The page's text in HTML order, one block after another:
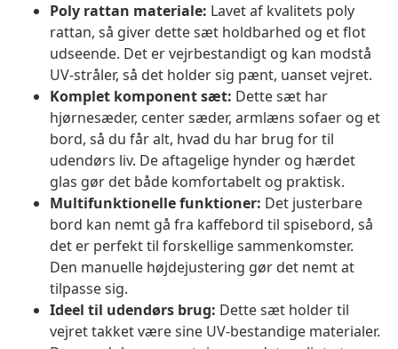
Poly rattan materiale: Lavet af kvalitets poly
rattan, så giver dette sæt holdbarhed og et flot
udseende. Det er vejrbestandigt og kan modstå
UV-stråler, så det holder sig pænt, uanset vejret.
Komplet komponent sæt: Dette sæt har
hjørnesæder, center sæder, armlæns sofaer og et
bord, så du får alt, hvad du har brug for til
udendørs liv. De aftagelige hynder og hærdet
glas gør det både komfortabelt og praktisk.
Multifunktionelle funktioner: Det justerbare
bord kan nemt gå fra kaffebord til spisebord, så
det er perfekt til forskellige sammenkomster.
Den manuelle højdejustering gør det nemt at
tilpasse sig.
Ideel til udendørs brug: Dette sæt holder til
vejret takket være sine UV-bestandige materialer.